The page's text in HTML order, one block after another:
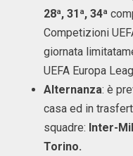
28ª, 31ª, 34ª
Competizioni
giornata
UEFA Europa
Alternanza: è
casa ed in
squadre: Inter-
Torino.